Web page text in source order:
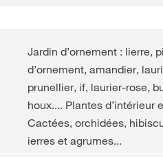
Jardin d’ornement : lierre,
d’ornement, amandier,
prunellier, if, laurier-rose,
houx.... Plantes d’intérieur
Cactées, orchidées,
ierres et agrumes...